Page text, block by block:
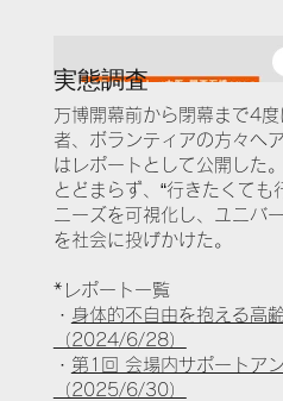
​実態調査
万博開幕前から閉幕まで4
者、ボランティアの方々へ
はレポートとして公開した
とどまらず、“行きたくても
ニーズを可視化し、ユニバ
を社会に投げかけた。
*レポート一覧
・ 身体的不自由を抱える高
（2024/6/28）
・ 第1回 会場内サポートア
（2025/6/30）